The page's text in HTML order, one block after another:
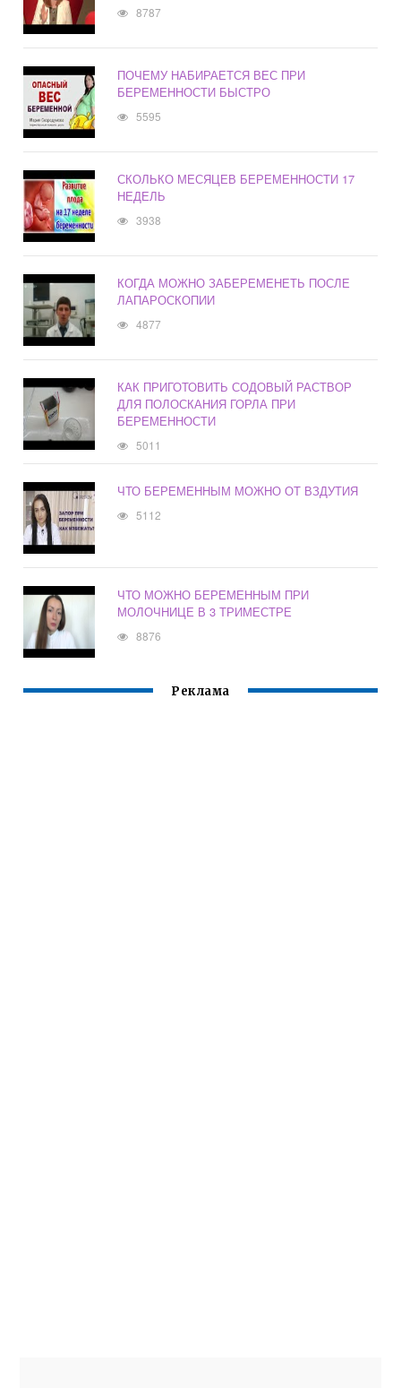
8787
ПОЧЕМУ НАБИРАЕТСЯ ВЕС ПРИ
БЕРЕМЕННОСТИ БЫСТРО
5595
СКОЛЬКО МЕСЯЦЕВ БЕРЕМЕННОСТИ 17
НЕДЕЛЬ
3938
КОГДА МОЖНО ЗАБЕРЕМЕНЕТЬ ПОСЛЕ
ЛАПАРОСКОПИИ
4877
КАК ПРИГОТОВИТЬ СОДОВЫЙ РАСТВОР
ДЛЯ ПОЛОСКАНИЯ ГОРЛА ПРИ
БЕРЕМЕННОСТИ
5011
ЧТО БЕРЕМЕННЫМ МОЖНО ОТ ВЗДУТИЯ
5112
ЧТО МОЖНО БЕРЕМЕННЫМ ПРИ
МОЛОЧНИЦЕ В 3 ТРИМЕСТРЕ
8876
Реклама